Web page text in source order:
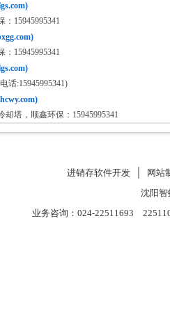
15945995341
15945995341
话:15945995341)
塔，顺鑫环保：15945995341
进销存软件开发│
网站
沈阳
业务咨询：024-22511693